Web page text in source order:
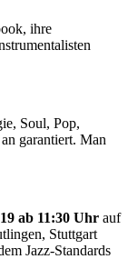
ihre
Soul, Pop,
garantiert. Man
ab 11:30 Uhr auf
Stuttgart
Jazz-Standards